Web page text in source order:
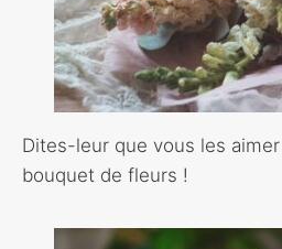
Dites-leur que vous les
bouquet de fleurs !